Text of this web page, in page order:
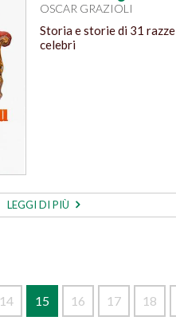
OSCAR GRAZIOLI
Storia e storie di 31 razze
celebri
LEGGI DI PIÙ
14 15 16 17 18